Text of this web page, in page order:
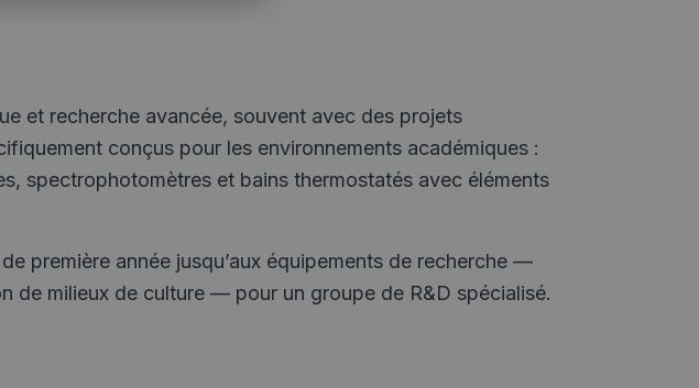
et recherche avancée, souvent avec des projets
conçus pour les environnements académiques :
spectrophotomètres et bains thermostatés avec éléments
première année jusqu’aux équipements de recherche —
de milieux de culture — pour un groupe de R&D spécialisé.